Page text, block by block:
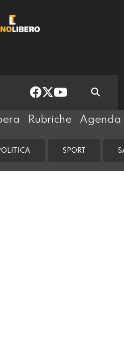
Rubriche Agenda
SPORT